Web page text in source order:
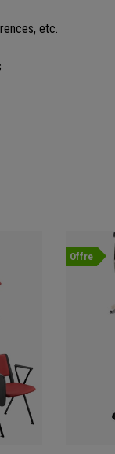
etc.
Offre